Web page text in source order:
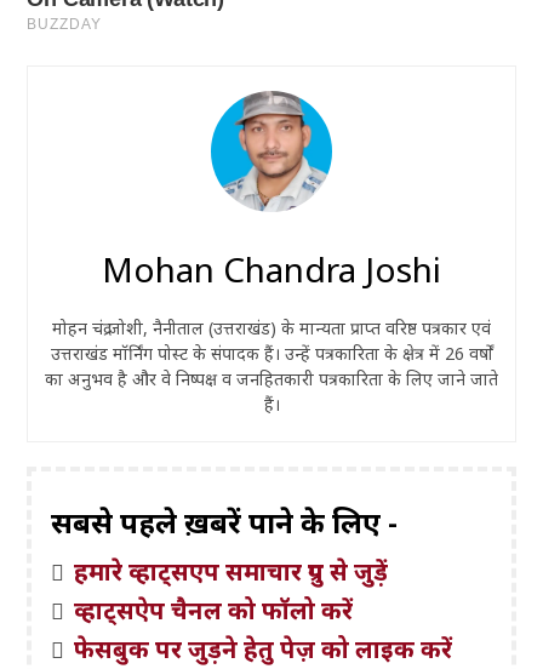
Mohan Chandra Joshi
मोहन चंद्र जोशी, नैनीताल (उत्तराखंड) के मान्यता प्राप्त वरिष्ठ पत्रकार एवं
उत्तराखंड मॉर्निंग पोस्ट के संपादक हैं। उन्हें पत्रकारिता के क्षेत्र में 26 वर्षों
का अनुभव है और वे निष्पक्ष व जनहितकारी पत्रकारिता के लिए जाने जाते
हैं।
सबसे पहले ख़बरें पाने के लिए -
हमारे व्हाट्सएप समाचार ग्रुप से जुड़ें
व्हाट्सऐप चैनल को फॉलो करें
फेसबुक पर जुड़ने हेतु पेज़ को लाइक करें